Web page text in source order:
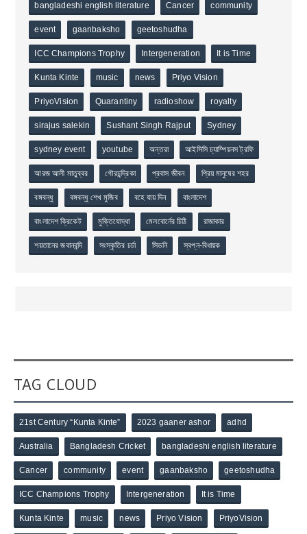
bangladeshi english literature Cancer community
event gaanbaksho geetoshudha
ICC Champions Trophy Intergeneration It is Time
Kunta Kinte music news Priyo Vision
PriyoVision Quarantiny radioshow royalty
sirajus salekin Sushant Singh Rajput Sydney
sydney event youtube অন্তরা আইসিসি চ্যাম্পিয়নস ট্রফি
আরজ আলী মাতুব্বর গৌরচন্দ্রিকা প্রবাস জীবন প্রিয় মানুষের শহর
বঙ্গবন্ধু বঙ্গবন্ধু শেখ মুজিব বহে যায় দিন বাংলাদেশ
বাংলাদেশ ক্রিকেট মুক্তিযোদ্ধা মেলবোর্নের চিঠি রাজাকার
শয়তানের জবানবন্দি সংস্কৃতির চর্চা সিডনি স্বপ্ন-বিধায়ক
TAG CLOUD
21st Century “Kunta Kinte” 2023 gaaner ashor adhd
Australia Bangladesh Cricket bangladeshi english literature
Cancer community event gaanbaksho geetoshudha
ICC Champions Trophy Intergeneration It is Time
Kunta Kinte music news Priyo Vision PriyoVision